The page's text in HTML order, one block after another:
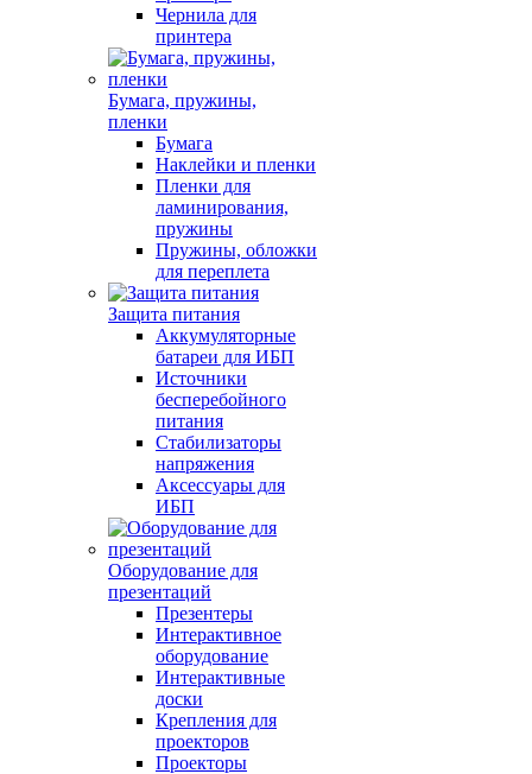
Чернила для
принтера
Бумага, пружины,
пленки
Бумага
Наклейки и пленки
Пленки для
ламинирования,
пружины
Пружины, обложки
для переплета
Защита питания
Аккумуляторные
батареи для ИБП
Источники
бесперебойного
питания
Стабилизаторы
напряжения
Аксессуары для
ИБП
Оборудование для
презентаций
Презентеры
Интерактивное
оборудование
Интерактивные
доски
Крепления для
проекторов
Проекторы